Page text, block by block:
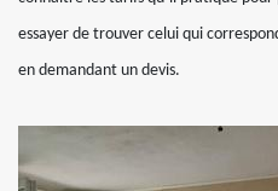
essayer de trouver celui qui
en demandant un devis.